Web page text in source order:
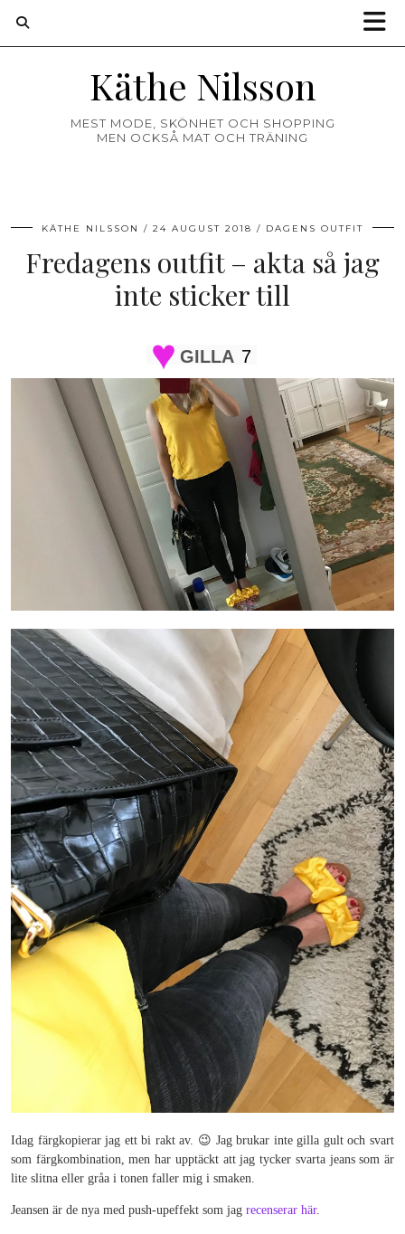
Käthe Nilsson
MEST MODE, SKÖNHET OCH SHOPPING
MEN OCKSÅ MAT OCH TRÄNING
KÄTHE NILSSON 24 AUGUST 2018 DAGENS OUTFIT
Fredagens outfit – akta så jag
inte sticker till
GILLA 7
Idag färgkopierar jag ett bi rakt av. 😉 Jag brukar inte gilla gult och svart
som färgkombination, men har upptäckt att jag tycker svarta jeans som är
lite slitna eller gråa i tonen faller mig i smaken.
Jeansen är de nya med push-upeffekt som jag recenserar här.